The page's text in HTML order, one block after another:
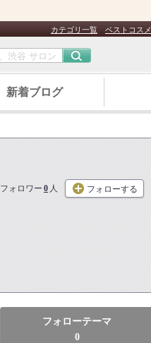
カテゴリ一覧 ベストコスメ
新着ブログ
フォロワー 0 人 フォローする
フォローテーマ
0